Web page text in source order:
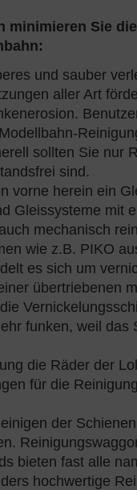
minimieren Sie
und sauber
aller Art
sollten Sie nur
sind.
vorne herein ein
Gleissysteme mit
mechanisch
wie z.B. PIKO
es sich um
übertriebenen
funken, weil das
die Räder der
für die
der
bieten fast alle
hochwertige